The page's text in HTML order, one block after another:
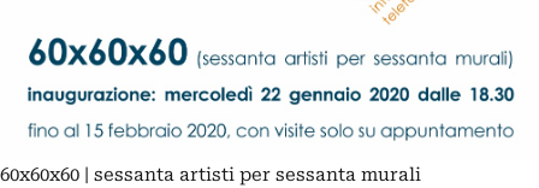
60x60x60 | sessanta artisti per sessanta murali